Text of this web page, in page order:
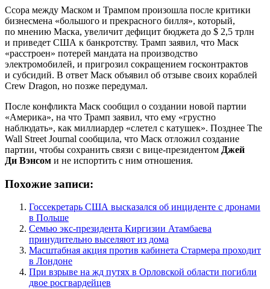
Ссора между Маском и Трампом произошла после критики
бизнесмена «большого и прекрасного билля», который,
по мнению Маска, увеличит дефицит бюджета до $ 2,5 трлн
и приведет США к банкротству. Трамп заявил, что Маск
«расстроен» потерей мандата на производство
электромобилей, и пригрозил сокращением госконтрактов
и субсидий. В ответ Маск объявил об отзыве своих кораблей
Crew Dragon, но позже передумал.
После конфликта Маск сообщил о создании новой партии
«Америка», на что Трамп заявил, что ему «грустно
наблюдать», как миллиардер «слетел с катушек». Позднее The
Wall Street Journal сообщила, что Маск отложил создание
партии, чтобы сохранить связи с вице-президентом Джей
Ди Вэнсом и не испортить с ним отношения.
Похожие записи:
Госсекретарь США высказался об инциденте с дронами
в Польше
Семью экс-президента Киргизии Атамбаева
принудительно выселяют из дома
Масштабная акция против кабинета Стармера проходит
в Лондоне
При взрыве на жд путях в Орловской области погибли
двое росгвардейцев